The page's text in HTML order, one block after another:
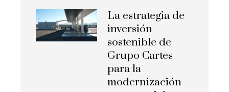
La estrategia de
inversión
sostenible de
Grupo Cartes
para la
modernización